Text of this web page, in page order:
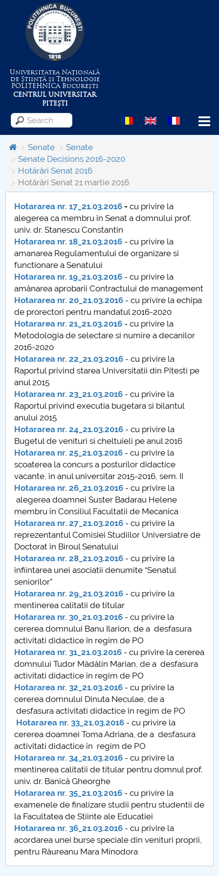
Universitatea Națională
de Știință și Tehnologie
POLITEHNICABucurești
CENTRUL UNIVERSITAR
PITEȘTI
Menu
About the University
Centrul de Management al Proiectelor
Board of Administration
Nr. de telefon si adrese Facultăți
Admission
Români de pretutindeni - ADMITERE
Senate
Faculties
Studenți
Ghiduri pentru STUDENȚI
Public relations
International Relations
PNRR
Proiect(PRIM STUD)
Proiect SU-ETIC
Personal data protection
UPIT for the community
IOSUD/CSUD – PhD studies
Comisie de etica unversitară
Evenimente CUP
Accesibilitate pentru studenții cu dizabilități
Raportul Conducerii Centrului Universitar Pitești
privind implementarea Planului Operațional 2020-
2024
Parteneri CUP
Centrul de Consiliere și Orientare în Carieră
Chestionar angajabilitate ALUMNI – UPB
CAR2026
MENIU CANTINA
Hotărâri Senat 25 ianuarie 2016
Senate
Senate
Senate Decisions 2016-2020
Hotărâri Senat 2016
Hotărâri Senat 21 martie 2016
Hotararea nr. 17_21.03.2016 - cu privire la
alegerea ca membru în Senat a domnului prof.
univ. dr. Stanescu Constantin
Hotararea nr. 18_21.03.2016 - cu privire la
amanarea Regulamentului de organizare si
functionare a Senatului
Hotararea nr. 19_21.03.2016 - cu privire la
amânarea aprobarii Contractului de management
Hotararea nr. 20_21.03.2016 - cu privire la echipa
de prorectori pentru mandatul 2016-2020
Hotararea nr. 21_21.03.2016 - cu privire la
Metodologia de selectare si numire a decanilor
2016-2020
Hotararea nr. 22_21.03.2016 - cu privire la
Raportul privind starea Universitatii din Pitesti pe
anul 2015
Hotararea nr. 23_21.03.2016 - cu privire la
Raportul privind executia bugetara si bilantul
anului 2015
Hotararea nr. 24_21.03.2016 - cu privire la
Bugetul de venituri si cheltuieli pe anul 2016
Hotararea nr. 25_21.03.2016 - cu privire la
scoaterea la concurs a posturilor didactice
vacante, în anul universitar 2015-2016, sem. II
Hotararea nr. 26_21.03.2016 - cu privire la
alegerea doamnei Suster Badarau Helene
membru în Consiliul Facultatii de Mecanica
Hotararea nr. 27_21.03.2016 - cu privire la
reprezentantul Comisiei Studiilor Universiatre de
Doctorat în Biroul Senatului
Hotararea nr. 28_21.03.2016 - cu privire la
infiintarea unei asociatii denumite “Senatul
seniorilor”
Hotararea nr. 29_21.03.2016 - cu privire la
mentinerea calitatii de titular
Hotararea nr. 30_21.03.2016 - cu privire la
cererea domnului Banu Ilarion, de a desfasura
activitati didactice în regim de PO
Hotararea nr. 31_21.03.2016 - cu privire la cererea
domnului Tudor Mădălin Marian, de a desfasura
activitati didactice în regim de PO
Hotararea nr. 32_21.03.2016 - cu privire la
cererea domnului Dinuta Neculae, de a
desfasura activitati didactice în regim de PO
Hotararea nr. 33_21.03.2016 - cu privire la
cererea doamnei Toma Adriana, de a desfasura
activitati didactice în regim de PO
Hotararea nr. 34_21.03.2016 - cu privire la
mentinerea calitatii de titular pentru domnul prof.
univ. dr. Banică Gheorghe
Hotararea nr. 35_21.03.2016 - cu privire la
examenele de finalizare studii pentru studentii de
la Facultatea de Stiinte ale Educatiei
Hotararea nr. 36_21.03.2016 - cu privire la
acordarea unei burse speciale din venituri proprii,
pentru Râureanu Mara Minodora